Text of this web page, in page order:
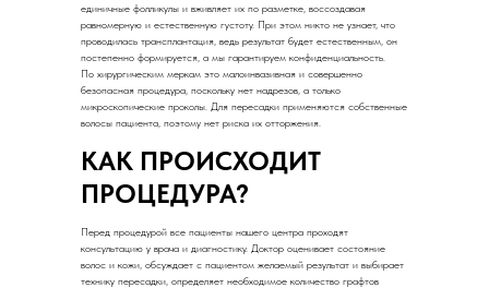
единичные фолликулы и вживляет их по разметке, воссоздавая
равномерную и естественную густоту. При этом никто не узнает, что
проводилась трансплантация, ведь результат будет естественным, он
постепенно формируется, а мы гарантируем конфиденциальность.
По хирургическим меркам это малоинвазивная и совершенно
безопасная процедура, поскольку нет надрезов, а только
микроскопические проколы. Для пересадки применяются собственные
волосы пациента, поэтому нет риска их отторжения.
КАК ПРОИСХОДИТ
ПРОЦЕДУРА?
Перед процедурой все пациенты нашего центра проходят
консультацию у врача и диагностику. Доктор оценивает состояние
волос и кожи, обсуждает с пациентом желаемый результат и выбирает
технику пересадки, определяет необходимое количество графтов